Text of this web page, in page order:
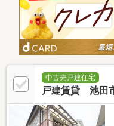
中古売戸建住宅
戸建賃貸 池田